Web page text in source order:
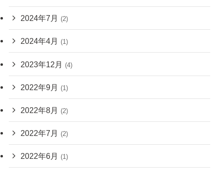
2024年7月 (2)
2024年4月 (1)
2023年12月 (4)
2022年9月 (1)
2022年8月 (2)
2022年7月 (2)
2022年6月 (1)